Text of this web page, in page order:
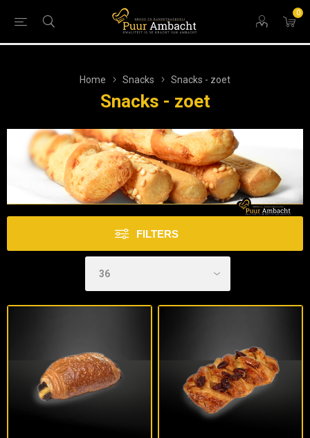
0
Home Snacks Snacks - zoet
Snacks - zoet
FILTERS